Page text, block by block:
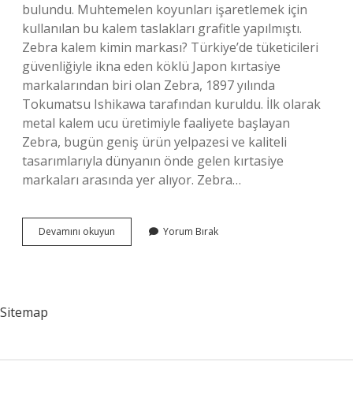
bulundu. Muhtemelen koyunları işaretlemek için
kullanılan bu kalem taslakları grafitle yapılmıştı.
Zebra kalem kimin markası? Türkiye’de tüketicileri
güvenliğiyle ikna eden köklü Japon kırtasiye
markalarından biri olan Zebra, 1897 yılında
Tokumatsu Ishikawa tarafından kuruldu. İlk olarak
metal kalem ucu üretimiyle faaliyete başlayan
Zebra, bugün geniş ürün yelpazesi ve kaliteli
tasarımlarıyla dünyanın önde gelen kırtasiye
markaları arasında yer alıyor. Zebra…
Devamını okuyun
Kalem
Yorum Bırak
Sitemap